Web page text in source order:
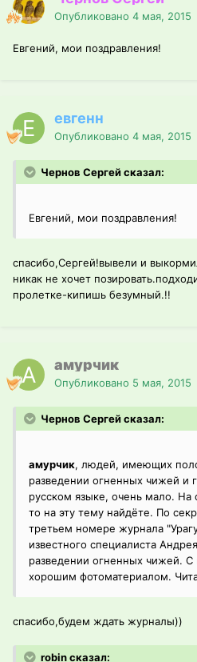
Опубликовано 4 мая, 2015
Евгений, мои поздравления!
евгенн
Опубликовано 4 мая, 2015
Чернов Сергей сказал:
Евгений, мои поздравления!
спасибо,Сергей!вывели и
никак не хочет
пролетке-кипишь безумный.!!
амурчик
Опубликовано 5 мая, 2015
Чернов Сергей сказал:
амурчик, людей, имеющих
разведении огненных чижей и
русском языке, очень мало.
то на эту тему найдёте. По
третьем номере журнала
известного специалиста
разведении огненных чижей. С
хорошим фотоматериалом.
спасибо,будем ждать журналы))
robin сказал: